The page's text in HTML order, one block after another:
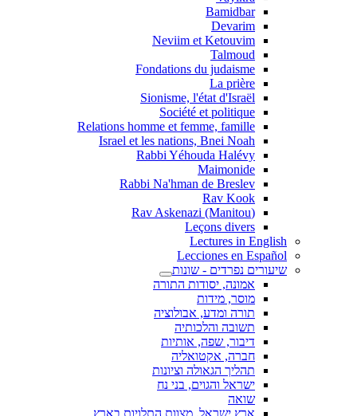
Bamidbar
Devarim
Neviim et Ketouvim
Talmoud
Fondations du judaisme
La prière
Sionisme, l'état d'Israël
Société et politique
Relations homme et femme, famille
Israel et les nations, Bnei Noah
Rabbi Yéhouda Halévy
Maimonide
Rabbi Na'hman de Breslev
Rav Kook
(Rav Askenazi (Manitou
Leçons divers
Lectures in English
Lecciones en Español
שיעורים נפרדים - שונות
אמונה, יסודות התורה
מוסר, מידות
תורה ומדע, אבולוציה
תשובה והלכותיה
דיבור, שפה, אותיות
חברה, אקטואליה
תהליך הגאולה וציונות
ישראל והגוים, בני נח
שואה
ארץ ישראל, מצוות התלויות בארץ